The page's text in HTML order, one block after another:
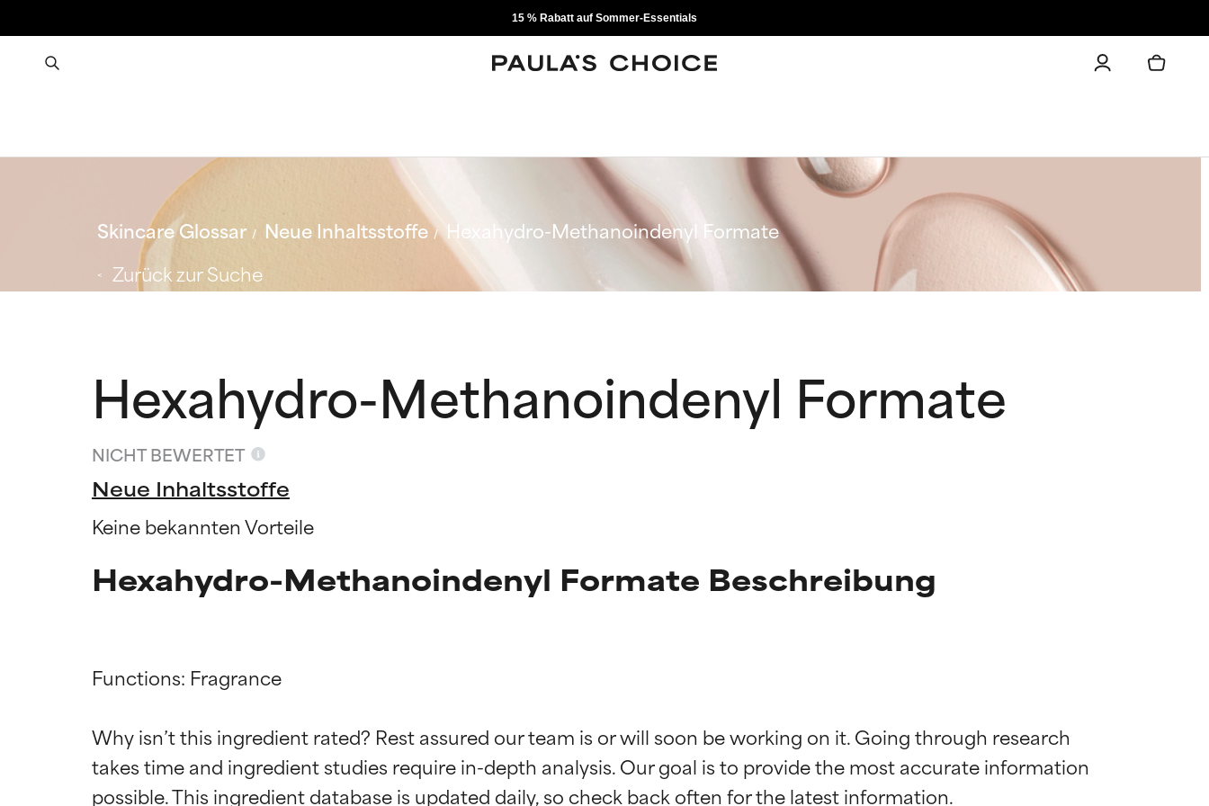
15 % Rabatt auf Sommer-Essentials
Skincare Glossar Neue Inhaltsstoffe
Hexahydro-Methanoindenyl Formate
Zurück zur Suche
Hexahydro-Methanoindenyl Formate
NICHT BEWERTET
Neue Inhaltsstoffe
Keine bekannten Vorteile
Hexahydro-Methanoindenyl Formate Beschreibung
Functions: Fragrance
Why isn’t this ingredient rated? Rest assured our team is or will soon be working on it. Going through research
takes time and ingredient studies require in-depth analysis. Our goal is to provide the most accurate information
Bewertung der Inhaltsstoffe
SEHR GUT
Bewertung der Inhaltsstoffe
SEHR GUT